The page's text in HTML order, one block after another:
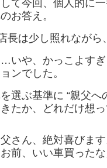
て今回、個人的に
お答え。
長は少し照れながら
や、かっこよすぎ
ンでした。
選ぶ基準に “親父
たか、どれだけ想
さん、絶対喜びま
前、いい車買ったな